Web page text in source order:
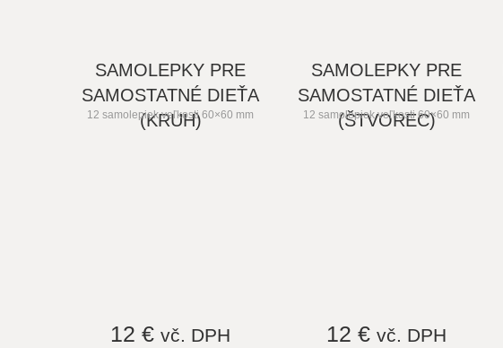
SAMOLEPKY PRE
SAMOSTATNÉ DIEŤA
(KRUH)
12 samolepiek veľkosti 60×60 mm
12 € vč. DPH
SAMOLEPKY PRE
SAMOSTATNÉ DIEŤA
(ŠTVOREC)
12 samolepiek veľkosti 60×60 mm
12 € vč. DPH